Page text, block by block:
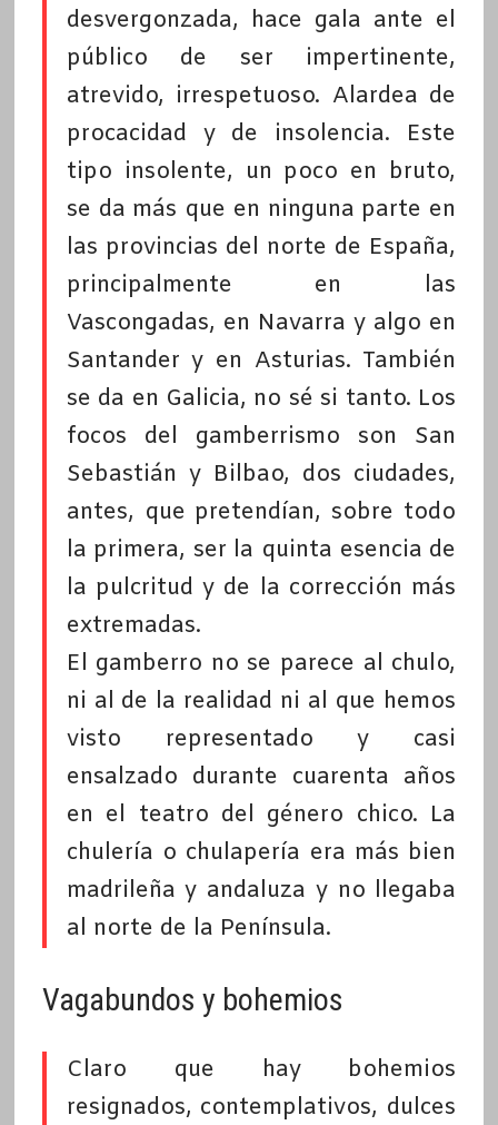
desvergonzada, hace gala ante el
público de ser impertinente,
atrevido, irrespetuoso. Alardea de
procacidad y de insolencia. Este
tipo insolente, un poco en bruto,
se da más que en ninguna parte en
las provincias del norte de España,
principalmente en las
Vascongadas, en Navarra y algo en
Santander y en Asturias. También
se da en Galicia, no sé si tanto. Los
focos del gamberrismo son San
Sebastián y Bilbao, dos ciudades,
antes, que pretendían, sobre todo
la primera, ser la quinta esencia de
la pulcritud y de la corrección más
extremadas.
El gamberro no se parece al chulo,
ni al de la realidad ni al que hemos
visto representado y casi
ensalzado durante cuarenta años
en el teatro del género chico. La
chulería o chulapería era más bien
madrileña y andaluza y no llegaba
al norte de la Península.
Vagabundos y bohemios
Claro que hay bohemios
resignados, contemplativos, dulces